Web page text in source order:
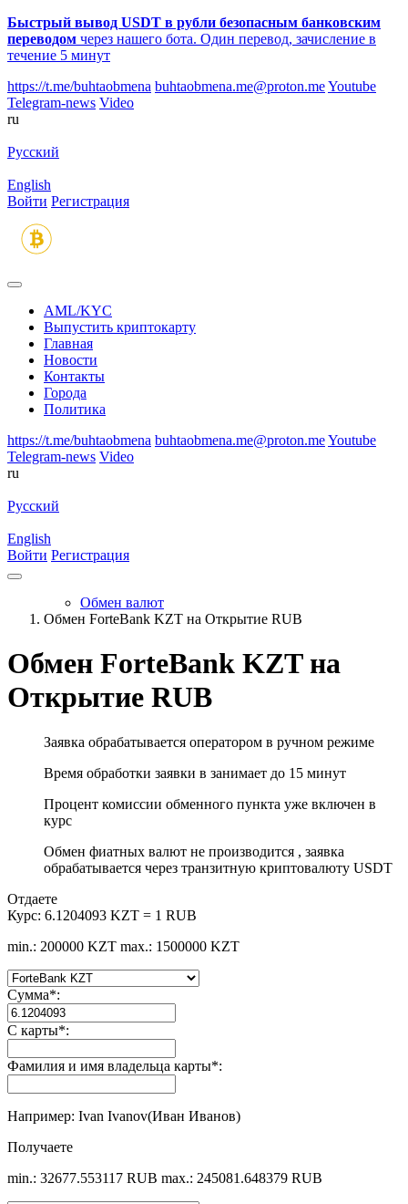
Быстрый вывод USDT в рубли безопасным банковским
переводом через нашего бота. Один перевод, зачисление в
течение 5 минут
https://t.me/buhtaobmena buhtaobmena.me@proton.meYoutube
Telegram-news Video
ru
Русский
English
Войти Регистрация
AML/KYC
Выпустить криптокарту
Главная
Новости
Контакты
Города
Политика
https://t.me/buhtaobmena buhtaobmena.me@proton.meYoutube
Telegram-news Video
ru
Русский
English
Войти Регистрация
Обмен валют
Обмен ForteBank KZT на Открытие RUB
Обмен ForteBank KZT на
Открытие RUB
Заявка обрабатывается оператором в ручном режиме
Время обработки заявки в занимает до 15 минут
Процент комиссии обменного пункта уже включен в
курс
Обмен фиатных валют не производится , заявка
обрабатывается через транзитную криптовалюту USDT
Отдаете
Курс: 6.1204093 KZT = 1 RUB
min.: 200000 KZT max.: 1500000 KZT
Сумма*:
С карты*:
Фамилия и имя владельца карты*:
Например: Ivan Ivanov(Иван Иванов)
Получаете
min.: 32677.553117 RUB max.: 245081.648379 RUB